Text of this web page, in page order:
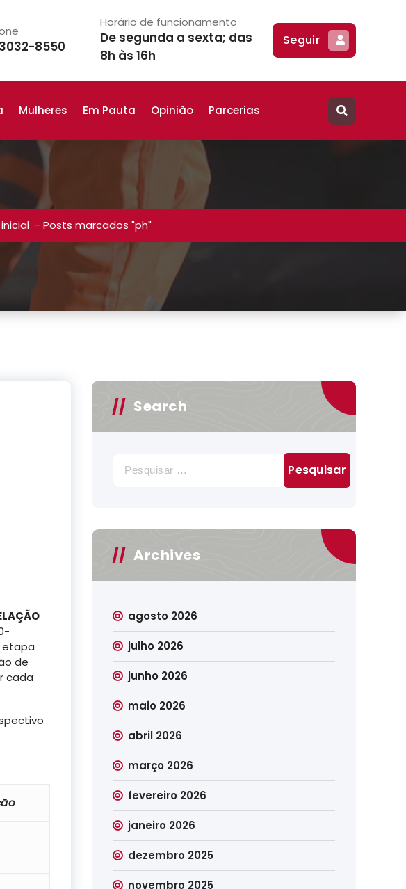
8550
Horário de funcionamento
De segunda a sexta; das
8h às 16h
Seguir
Mulheres Em Pauta Opinião Parcerias
- Posts marcados "ph"
etapa
de
cada
Search
por:
Archives
agosto 2026
julho 2026
junho 2026
maio 2026
abril 2026
março 2026
fevereiro 2026
janeiro 2026
dezembro 2025
novembro 2025